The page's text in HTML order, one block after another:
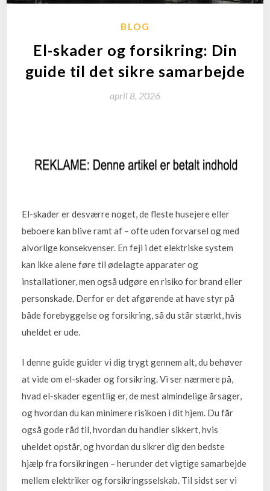
BLOG
El-skader og forsikring: Din
guide til det sikre samarbejde
april 8, 2026
El-skader er desværre noget, de fleste husejere eller
beboere kan blive ramt af – ofte uden forvarsel og med
alvorlige konsekvenser. En fejl i det elektriske system
kan ikke alene føre til ødelagte apparater og
installationer, men også udgøre en risiko for brand eller
personskade. Derfor er det afgørende at have styr på
både forebyggelse og forsikring, så du står stærkt, hvis
uheldet er ude.
I denne guide guider vi dig trygt gennem alt, du behøver
at vide om el-skader og forsikring. Vi ser nærmere på,
hvad el-skader egentlig er, de mest almindelige årsager,
og hvordan du kan minimere risikoen i dit hjem. Du får
også gode råd til, hvordan du handler sikkert, hvis
uheldet opstår, og hvordan du sikrer dig den bedste
hjælp fra forsikringen – herunder det vigtige samarbejde
mellem elektriker og forsikringsselskab. Til sidst ser vi